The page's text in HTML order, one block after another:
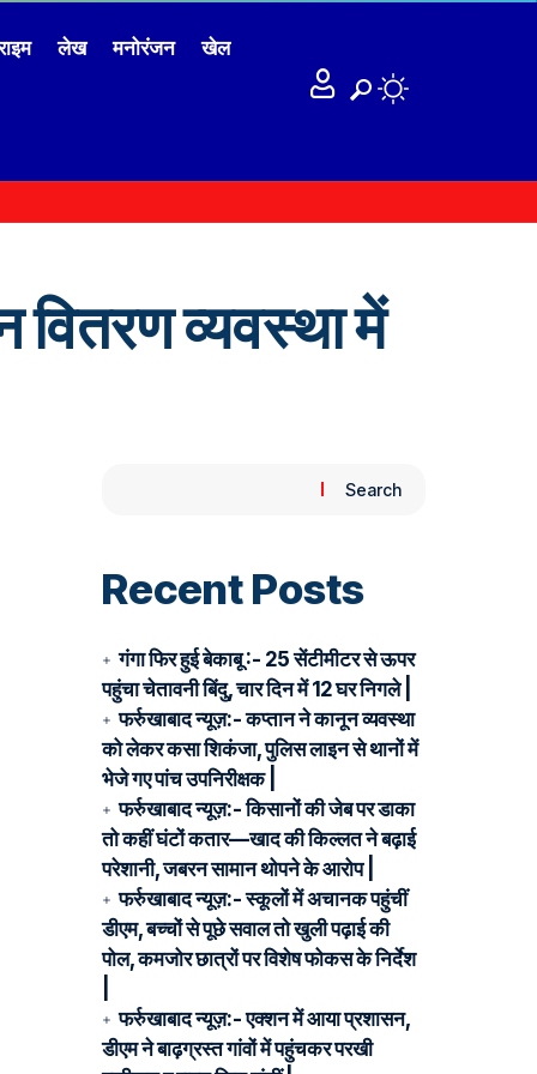
लेख मनोरंजन खेल
वितरण व्यवस्था में
Search
Recent Posts
गंगा फिर हुई बेकाबू :- 25 सेंटीमीटर से ऊपर
पहुंचा चेतावनी बिंदु, चार दिन में 12 घर निगले |
फर्रुखाबाद न्यूज़:- कप्तान ने कानून व्यवस्था
को लेकर कसा शिकंजा, पुलिस लाइन से थानों में
भेजे गए पांच उपनिरीक्षक |
फर्रुखाबाद न्यूज़:- किसानों की जेब पर डाका
तो कहीं घंटों कतार—खाद की किल्लत ने बढ़ाई
परेशानी, जबरन सामान थोपने के आरोप |
फर्रुखाबाद न्यूज़:- स्कूलों में अचानक पहुंचीं
डीएम, बच्चों से पूछे सवाल तो खुली पढ़ाई की
पोल, कमजोर छात्रों पर विशेष फोकस के निर्देश
फर्रुखाबाद न्यूज़:- एक्शन में आया प्रशासन,
डीएम ने बाढ़ग्रस्त गांवों में पहुंचकर परखी